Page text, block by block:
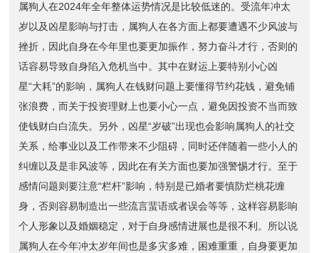
属狗人在2024年全年整体运势情况是比较低迷的。受流年冲太
岁以及凶星影响与打击，属狗人在各方面上都要遭遇不少风波与
挫折，因此自身在今年里也要更加振作，努力奋斗才行，否则的
话容易导致自身陷入危机当中。其中在财运上要特别小心凶
星“大耗”的影响，属狗人在钱财问题上要懂得节约花钱，避免铺
张浪费，而关于投资理财上也要小心一点，避免因投资不当而致
使钱财白白流失。另外，凶星“岁破”出现也会影响属狗人的社交
关系，给事业以及工作带来不少阻碍，同时还伴随着一些小人的
纠缠以及是非风波等，因此在有关方面也要加强警惕才行。至于
感情问题则要注意“栏杆”影响，特别是已婚者要慎防烂桃花缠
身，否则容易制造出一些流言蜚语或者误会等等，这样容易影响
个人形象以及婚姻稳定，对于自身感情进展也是很不利。所以说
属狗人在今年冲太岁年间也是多灾多难，困难重重，自身要更加